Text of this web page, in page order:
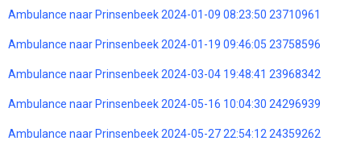
Ambulance naar Prinsenbeek 2024-01-09 08:23:50 23710961
Ambulance naar Prinsenbeek 2024-01-19 09:46:05 23758596
Ambulance naar Prinsenbeek 2024-03-04 19:48:41 23968342
Ambulance naar Prinsenbeek 2024-05-16 10:04:30 24296939
Ambulance naar Prinsenbeek 2024-05-27 22:54:12 24359262